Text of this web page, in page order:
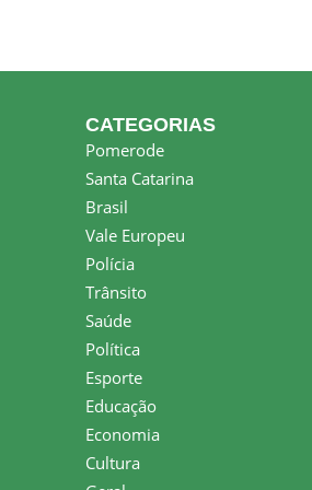
CATEGORIAS
Pomerode
Santa Catarina
Brasil
Vale Europeu
Polícia
Trânsito
Saúde
Política
Esporte
Educação
Economia
Cultura